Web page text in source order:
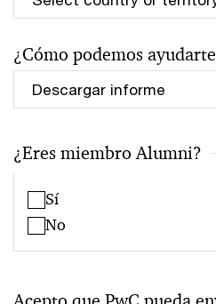
¿Cómo podemos
¿Eres miembro Alumni?
Sí
No